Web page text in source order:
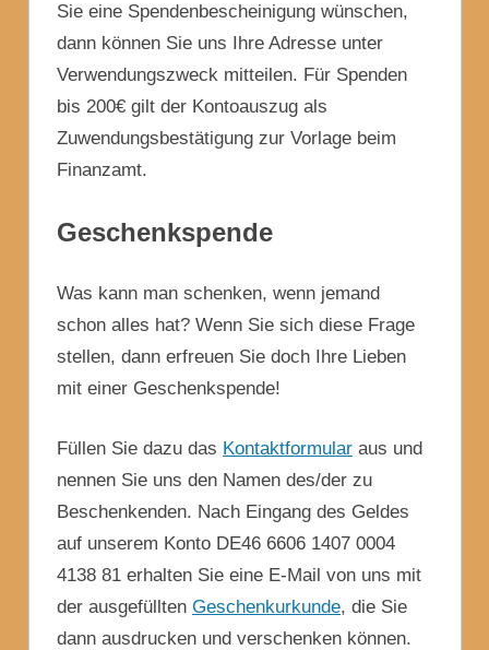
Sie eine Spendenbescheinigung wünschen,
dann können Sie uns Ihre Adresse unter
Verwendungszweck mitteilen. Für Spenden
bis 200€ gilt der Kontoauszug als
Zuwendungsbestätigung zur Vorlage beim
Finanzamt.
Geschenkspende
Was kann man schenken, wenn jemand
schon alles hat? Wenn Sie sich diese Frage
stellen, dann erfreuen Sie doch Ihre Lieben
mit einer Geschenkspende!
Füllen Sie dazu das Kontaktformular aus und
nennen Sie uns den Namen des/der zu
Beschenkenden. Nach Eingang des Geldes
auf unserem Konto DE46 6606 1407 0004
4138 81 erhalten Sie eine E-Mail von uns mit
der ausgefüllten Geschenkurkunde, die Sie
dann ausdrucken und verschenken können.